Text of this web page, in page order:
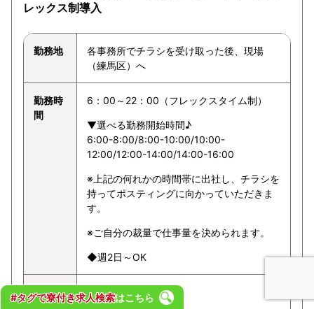
レックス制導入
勤務地
各事務所でチラシを受け取った後、現場
（練馬区）へ
勤務時
間
6：00～22：00（フレックスタイム制）
▼選べる勤務開始時間♪
6:00-8:00/8:00-10:00/10:00-
12:00/12:00-14:00/14:00-16:00
※上記の何れかの時間帯に出社し、チラシを
持ってポスティングに向かっていただきま
す。
※ご自分の裁量で仕事量を決められます。
◆週2日～OK
給与 1ポスト3～8円
#タグで寮付き求人検索はこちら